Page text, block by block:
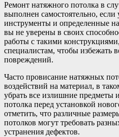
Ремонт натяжного потолка в
выполнен самостоятельно, если
инструменты и определенные
вы не уверены в своих
работы с такими
специалистам, чтобы избежать
повреждений.
Часто провисание натяжных
воздействий на материал, в
убрать все излишние предметы
потолка перед установкой
отметить, что различные
потолков могут требовать
устранения дефектов.